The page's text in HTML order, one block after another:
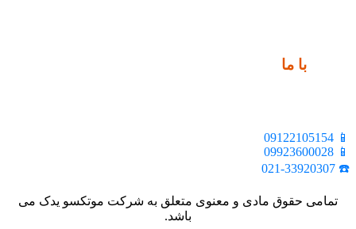
با ما
📱 09122105154
📱 09923600028
☎️ 021-33920307
تمامی حقوق مادی و معنوی متعلق به شرکت موتکسو یدک می
باشد.